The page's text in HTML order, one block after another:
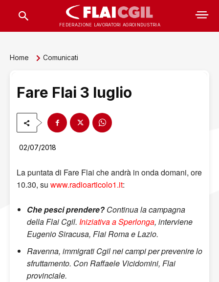
FEDERAZIONE LAVORATORI AGROINDUSTRIA
Home Comunicati
Fare Flai 3 luglio
02/07/2018
La puntata di Fare Flai che andrà in onda domani, ore
10.30, su www.radioarticolo1.it:
Che pesci prendere? Continua la campagna
della Flai Cgil. Iniziativa a Sperlonga, interviene
Eugenio Siracusa, Flai Roma e Lazio.
Ravenna, immigrati Cgil nei campi per prevenire lo
sfruttamento. Con Raffaele Vicidomini, Flai
provinciale.